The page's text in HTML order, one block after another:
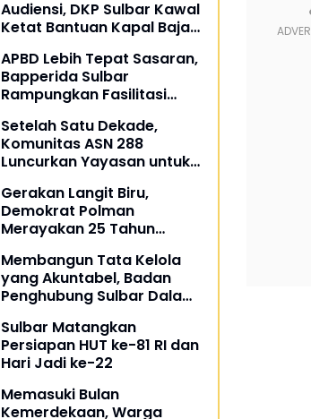
Audiensi, DKP Sulbar Kawal
Ketat Bantuan Kapal Baja
APBD Lebih Tepat Sasaran,
Bapperida Sulbar
Rampungkan Fasilitasi
Setelah Satu Dekade,
Komunitas ASN 288
Luncurkan Yayasan untuk
Kesehatan
Gerakan Langit Biru,
Demokrat Polman
Merayakan 25 Tahun
Pantai Palippis
Membangun Tata Kelola
yang Akuntabel, Badan
Penghubung Sulbar Dalami
Jasa
Sulbar Matangkan
Persiapan HUT ke-81 RI dan
Hari Jadi ke-22
Memasuki Bulan
Kemerdekaan, Warga